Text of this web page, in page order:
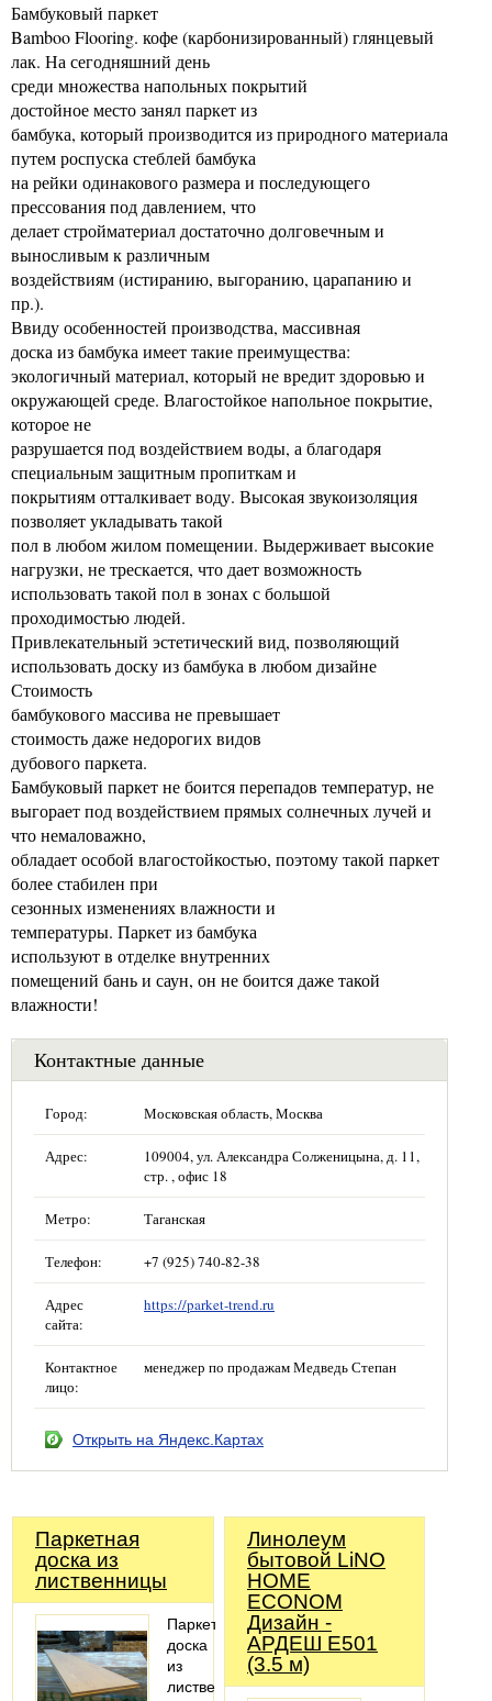
Бамбуковый паркет
Bamboo Flooring. кофе (карбонизированный) глянцевый
лак. На сегодняшний день
среди множества напольных покрытий
достойное место занял паркет из
бамбука, который производится из природного материала
путем роспуска стеблей бамбука
на рейки одинакового размера и последующего
прессования под давлением, что
делает стройматериал достаточно долговечным и
выносливым к различным
воздействиям (истиранию, выгоранию, царапанию и
пр.).
Ввиду особенностей производства, массивная
доска из бамбука имеет такие преимущества:
экологичный материал, который не вредит здоровью и
окружающей среде. Влагостойкое напольное покрытие,
которое не
разрушается под воздействием воды, а благодаря
специальным защитным пропиткам и
покрытиям отталкивает воду. Высокая звукоизоляция
позволяет укладывать такой
пол в любом жилом помещении. Выдерживает высокие
нагрузки, не трескается, что дает возможность
использовать такой пол в зонах с большой
проходимостью людей.
Привлекательный эстетический вид, позволяющий
использовать доску из бамбука в любом дизайне
Стоимость
бамбукового массива не превышает
стоимость даже недорогих видов
дубового паркета.
Бамбуковый паркет не боится перепадов температур, не
выгорает под воздействием прямых солнечных лучей и
что немаловажно,
обладает особой влагостойкостью, поэтому такой паркет
более стабилен при
сезонных изменениях влажности и
температуры. Паркет из бамбука
используют в отделке внутренних
помещений бань и саун, он не боится даже такой
влажности!
Контактные данные
Город: Московская область, Москва
Адрес:
109004, ул. Александра Солженицына, д. 11,
стр. , офис 18
Метро: Таганская
Телефон: +7 (925) 740-82-38
Адрес
сайта:
https://parket-trend.ru
Контактное
лицо:
менеджер по продажам Медведь Степан
Открыть на Яндекс.Картах
Паркетная
доска из
лиственницы
Паркетная
доска
из
лиственницы
Линолеум
бытовой LiNO
HOME
ECONOM
Дизайн -
АРДЕШ Е501
(3.5 м)